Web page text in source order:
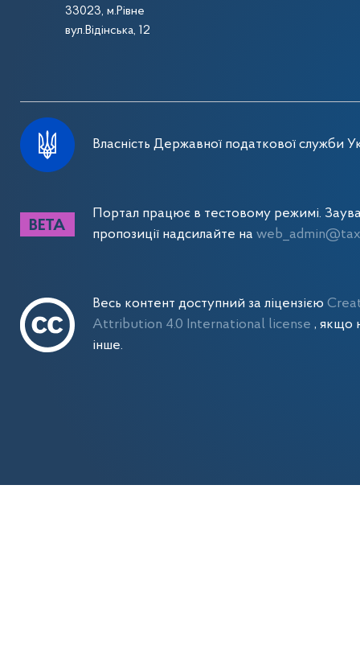
33023, м.Рівне
вул.Відінська, 12
Власність Державної податкової служби
Портал працює в тестовому режимі.
пропозиції надсилайте на
Весь контент доступний за ліцензією
Attribution 4.0 International license , якщо
інше.